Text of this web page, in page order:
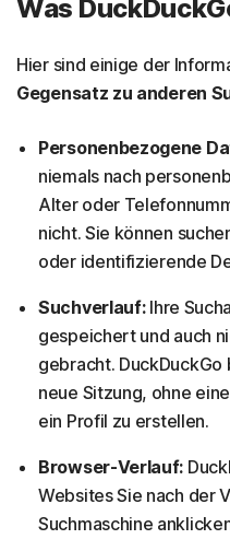
Was
Hier sind einige der
Gegensatz zu anderen
Personenbezogene
niemals nach
Alter oder
nicht. Sie können
oder identifizierende
Suchverlauf:Ihre
gespeichert und auch
gebracht.
neue Sitzung, ohne
ein Profil zu erstellen.
Browser-Verlauf:
Websites Sie nach der
Suchmaschine